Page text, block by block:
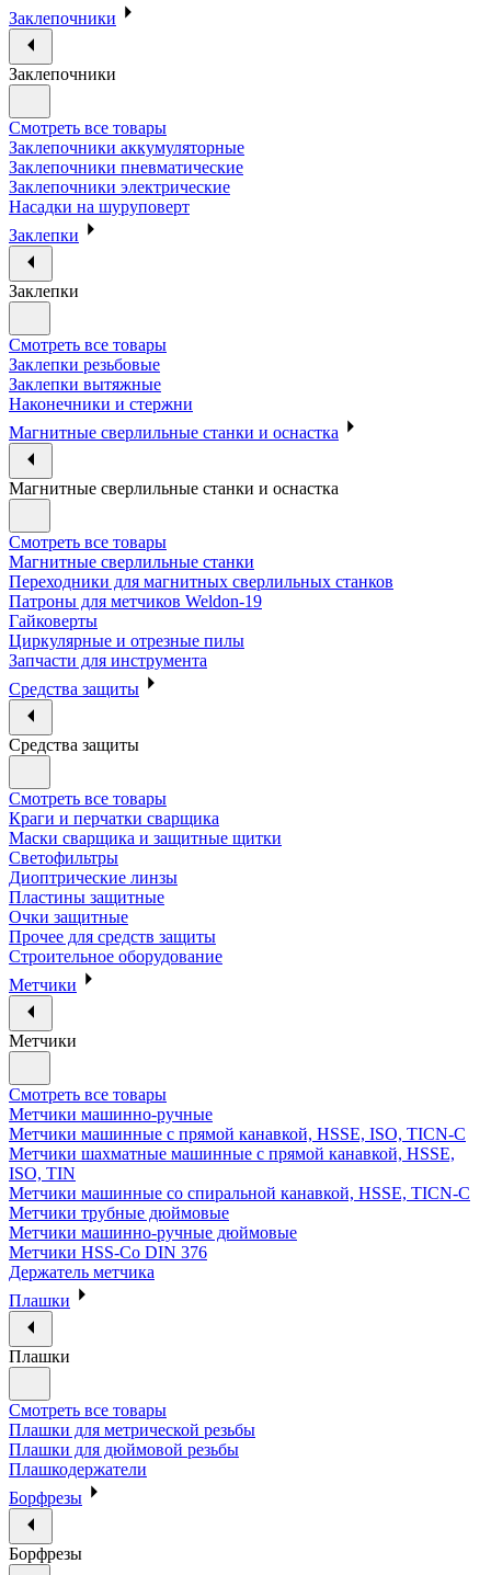
Заклепочники
Заклепочники
Смотреть все товары
Заклепочники аккумуляторные
Заклепочники пневматические
Заклепочники электрические
Насадки на шуруповерт
Заклепки
Заклепки
Смотреть все товары
Заклепки резьбовые
Заклепки вытяжные
Наконечники и стержни
Магнитные сверлильные станки и оснастка
Магнитные сверлильные станки и оснастка
Смотреть все товары
Магнитные сверлильные станки
Переходники для магнитных сверлильных станков
Патроны для метчиков Weldon-19
Гайковерты
Циркулярные и отрезные пилы
Запчасти для инструмента
Средства защиты
Средства защиты
Смотреть все товары
Краги и перчатки сварщика
Маски сварщика и защитные щитки
Светофильтры
Диоптрические линзы
Пластины защитные
Очки защитные
Прочее для средств защиты
Строительное оборудование
Метчики
Метчики
Смотреть все товары
Метчики машинно-ручные
Метчики машинные с прямой канавкой, HSSE, ISO, TICN-C
Метчики шахматные машинные с прямой канавкой, HSSE,
ISO, TIN
Метчики машинные со спиральной канавкой, HSSE, TICN-C
Метчики трубные дюймовые
Метчики машинно-ручные дюймовые
Метчики HSS-Co DIN 376
Держатель метчика
Плашки
Плашки
Смотреть все товары
Плашки для метрической резьбы
Плашки для дюймовой резьбы
Плашкодержатели
Борфрезы
Борфрезы